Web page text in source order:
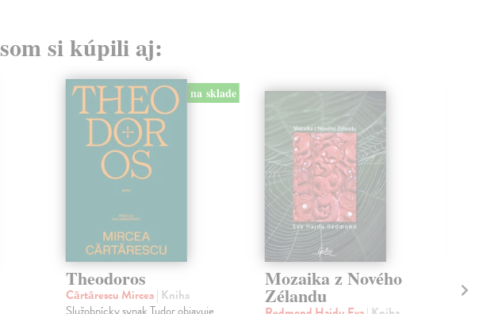
si kúpili aj:
na sklade
Theodoros
Cărtărescu Mircea| Kniha
Mozaika z Nového
Zélandu